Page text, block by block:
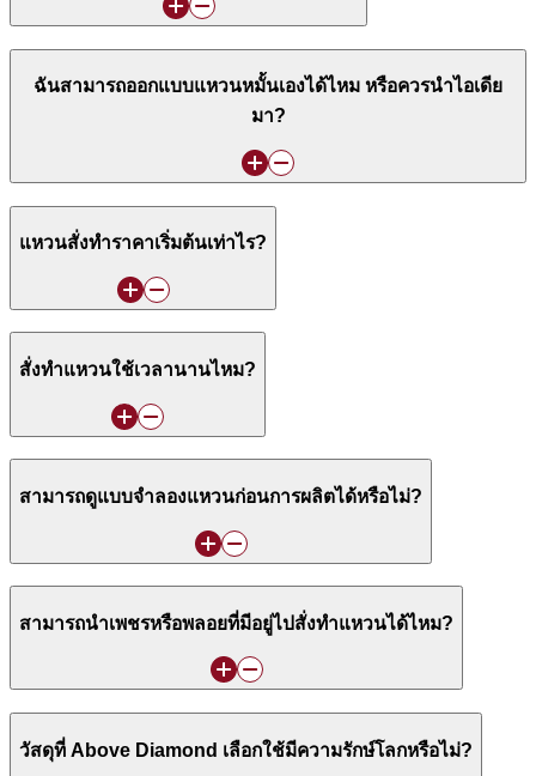
ฉันสามารถออกแบบแหวนหมั้นเองได้ไหม หรือควรนำไอเดีย
มา?
แหวนสั่งทำราคาเริ่มต้นเท่าไร?
สั่งทำแหวนใช้เวลานานไหม?
สามารถดูแบบจำลองแหวนก่อนการผลิตได้หรือไม่?
สามารถนำเพชรหรือพลอยที่มีอยู่ไปสั่งทำแหวนได้ไหม?
วัสดุที่ Above Diamond เลือกใช้มีความรักษ์โลกหรือไม่?